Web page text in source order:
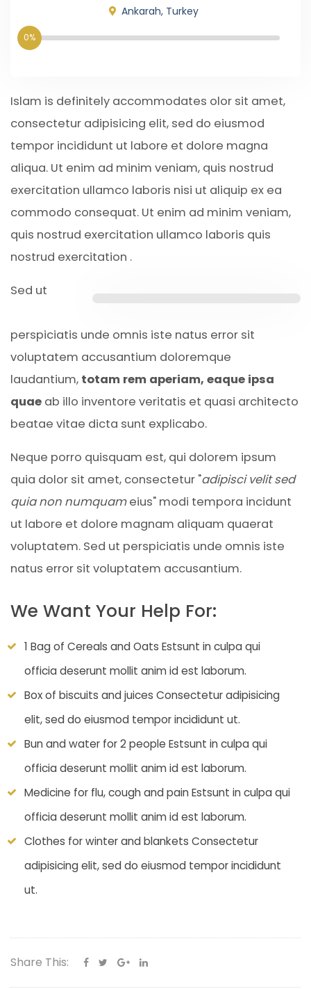
Ankarah, Turkey
0%
Islam is definitely accommodates olor sit amet,
consectetur adipisicing elit, sed do eiusmod
tempor incididunt ut labore et dolore magna
aliqua. Ut enim ad minim veniam, quis nostrud
exercitation ullamco laboris nisi ut aliquip ex ea
commodo consequat. Ut enim ad minim veniam,
quis nostrud exercitation ullamco laboris quis
nostrud exercitation .
Sed ut
perspiciatis unde omnis iste natus error sit
voluptatem accusantium doloremque
laudantium, totam rem aperiam, eaque ipsa
quae ab illo inventore veritatis et quasi architecto
beatae vitae dicta sunt explicabo.
Neque porro quisquam est, qui dolorem ipsum
quia dolor sit amet, consectetur "adipisci velit sed
quia non numquameius" modi tempora incidunt
ut labore et dolore magnam aliquam quaerat
voluptatem. Sed ut perspiciatis unde omnis iste
natus error sit voluptatem accusantium.
We Want Your Help For:
1 Bag of Cereals and Oats Estsunt in culpa qui
officia deserunt mollit anim id est laborum.
Box of biscuits and juices Consectetur adipisicing
elit, sed do eiusmod tempor incididunt ut.
Bun and water for 2 people Estsunt in culpa qui
officia deserunt mollit anim id est laborum.
Medicine for flu, cough and pain Estsunt in culpa qui
officia deserunt mollit anim id est laborum.
Clothes for winter and blankets Consectetur
adipisicing elit, sed do eiusmod tempor incididunt
ut.
Share This: